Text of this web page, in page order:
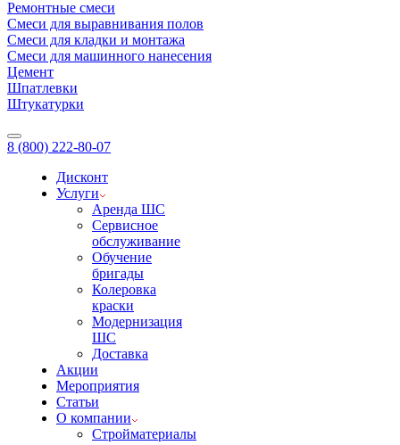
Ремонтные смеси
Смеси для выравнивания полов
Смеси для кладки и монтажа
Смеси для машинного нанесения
Цемент
Шпатлевки
Штукатурки
8 (800) 222-80-07
Дисконт
Услуги
Аренда ШС
Сервисное
обслуживание
Обучение
бригады
Колеровка
краски
Модернизация
ШС
Доставка
Акции
Мероприятия
Статьи
О компании
Стройматериалы